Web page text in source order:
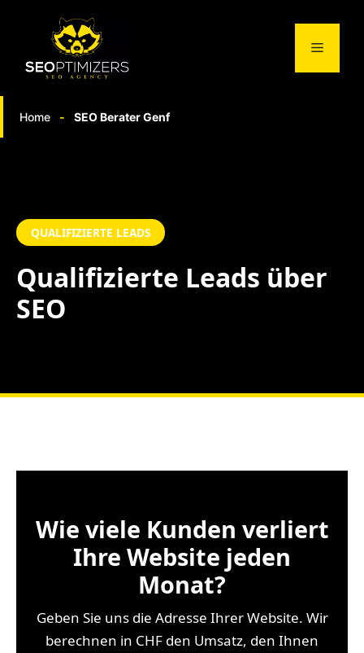
Menü
Home - SEO Berater Genf
QUALIFIZIERTE LEADS
Qualifizierte Leads über
SEO
Wie viele Kunden verliert
Ihre Website jeden
Monat?
Geben Sie uns die Adresse Ihrer Website. Wir
berechnen in CHF den Umsatz, den Ihnen